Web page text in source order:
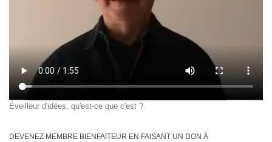
Éveilleur d'idées, qu'est-ce que c'est ?
DEVENEZ MEMBRE BIENFAITEUR EN FAISANT UN DON À